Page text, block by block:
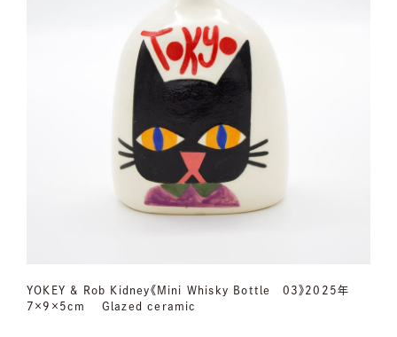
YOKEY & Rob Kidney《Mini Whisky Bottle 03》2025年
7×9×5cm Glazed ceramic